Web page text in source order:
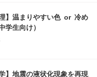
理】温まりやすい色 or 冷め
学生向け）
】地震の液状化現象を再現